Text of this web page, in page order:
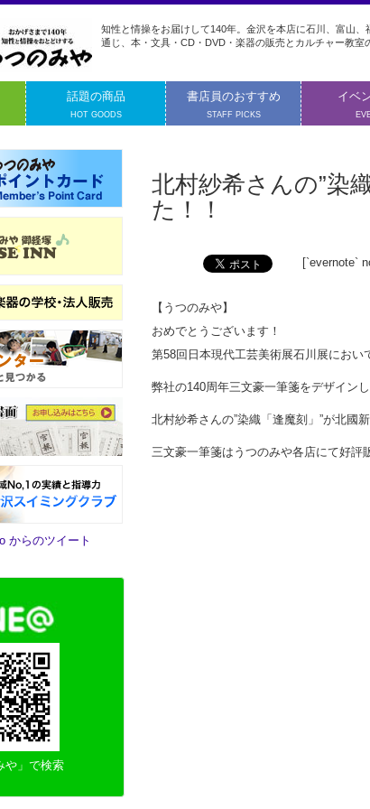
知性と情操をお届けして140年。金沢を本店に石川、富山、
通じ、本・文具・CD・DVD・楽器の販売とカルチャー教室
話題の商品
HOT GOODS
書店員のおすすめ
STAFF PICKS
イベ
北村紗希さんの”染
た！！
[`evernote`
【うつのみや】
おめでとうございます！
第58回日本現代工芸美術展石川展におい
弊社の140周年三文豪一筆箋をデザイン
北村紗希さんの”染織「逢魔刻」”が北國
三文豪一筆箋はうつのみや各店にて好評
からのツイート
や」で検索